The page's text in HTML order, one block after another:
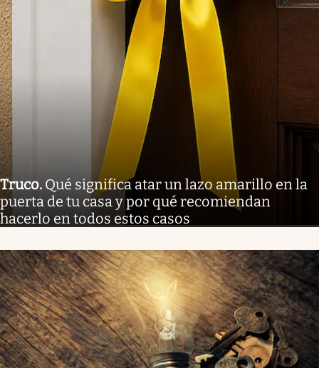
Truco. Qué significa atar un lazo amarillo en la
puerta de tu casa y por qué recomiendan
hacerlo en todos estos casos